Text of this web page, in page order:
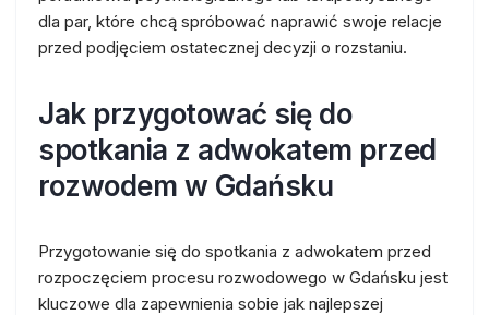
dla par, które chcą spróbować naprawić swoje relacje
przed podjęciem ostatecznej decyzji o rozstaniu.
Jak przygotować się do
spotkania z adwokatem przed
rozwodem w Gdańsku
Przygotowanie się do spotkania z adwokatem przed
rozpoczęciem procesu rozwodowego w Gdańsku jest
kluczowe dla zapewnienia sobie jak najlepszej